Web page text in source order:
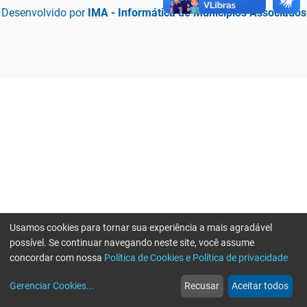
Desenvolvido por IMA - Informática de Municípios Associados
web
Notícias
more_horiz
Mais
Usamos cookies para tornar sua experiência a mais agradável
possível. Se continuar navegando neste site, você assume
concordar com nossa Política de Cookies e Política de privacidade
Gerenciar Cookies... Recusar Aceitar todos
Erro ao enviar informações, por favor tente novamente